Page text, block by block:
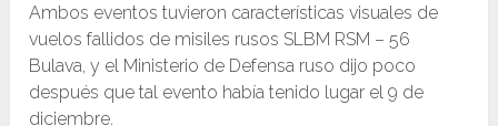
Ambos eventos tuvieron características visuales de
vuelos fallidos de misiles rusos SLBM RSM – 56
Bulava, y el Ministerio de Defensa ruso dijo poco
después que tal evento había tenido lugar el 9 de
diciembre.